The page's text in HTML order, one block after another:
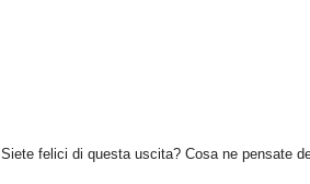
Siete felici di questa uscita? Cosa ne pensate